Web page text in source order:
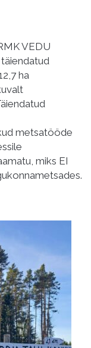
VEDU
ha
metsatööde
miks EI